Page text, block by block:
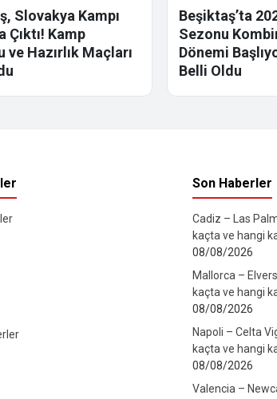
Slovakya Kampı
Çıktı! Kamp
ve Hazırlık Maçları
Beşiktaş’ta
Sezonu
Dönemi
Belli Oldu
Son Haberler
Cadiz – Las
kaçta ve hangi
08/08/2026
Mallorca –
kaçta ve hangi
08/08/2026
Napoli – Celta
kaçta ve hangi
08/08/2026
Valencia –